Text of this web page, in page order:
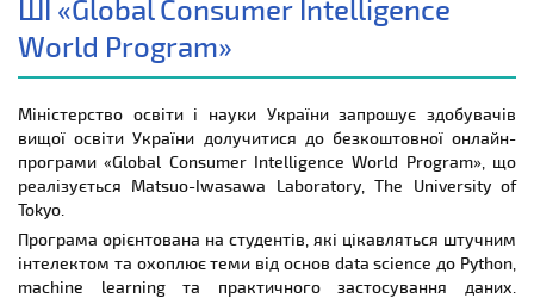
ШІ «Global Consumer Intelligence
World Program»
Міністерство освіти і науки України запрошує здобувачів
вищої освіти України долучитися до безкоштовної онлайн-
програми «Global Consumer Intelligence World Program», що
реалізується Matsuo-Iwasawa Laboratory, The University of
Tokyo.
Програма орієнтована на студентів, які цікавляться штучним
інтелектом та охоплює теми від основ data science до Python,
machine learning та практичного застосування даних.